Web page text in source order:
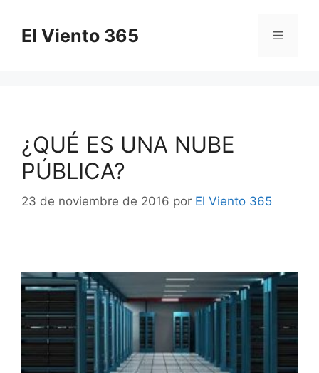
contenido
El Viento 365 Menú
¿QUÉ ES UNA NUBE
PÚBLICA?
23 de noviembre de 2016 por El Viento 365